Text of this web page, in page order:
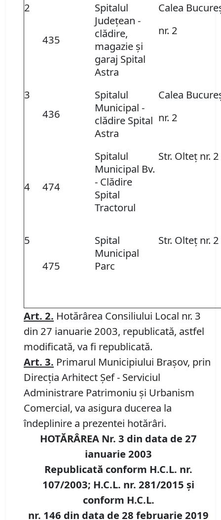
2
435
Spitalul
Judeţean -
clădire,
magazie şi
garaj Spital
Astra
Calea
nr. 2
3
436
Spitalul
Municipal -
clădire Spital
Astra
Calea
nr. 2
4 474
Spitalul
Municipal Bv.
- Clădire
Spital
Tractorul
Str. Olteţ nr. 2
5
475
Spital
Municipal
Parc
Str. Olteţ nr. 2
Art. 2. Hotărârea Consiliului Local nr. 3
din 27 ianuarie 2003, republicată, astfel
modificată, va fi republicată.
Art. 3. Primarul Municipiului Braşov, prin
Direcţia Arhitect Şef - Serviciul
Administrare Patrimoniu şi Urbanism
Comercial, va asigura ducerea la
îndeplinire a prezentei hotărâri.
HOTĂRÂREA Nr. 3 din data de 27
ianuarie 2003
Republicată conform H.C.L. nr.
107/2003; H.C.L. nr. 281/2015 şi
conform H.C.L.
nr. 146 din data de 28 februarie 2019